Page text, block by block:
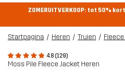
ZOMERUITVERKOOP: tot 50%
Startpagina Heren Truien
4.8 (129)
Moss Pile Fleece Jacket Heren